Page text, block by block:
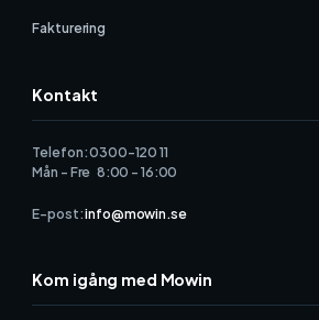
Fakturering
Kontakt
Telefon: 0300-120 11
Mån - Fre 8:00 - 16:00
E-post:info@mowin.se
Kom igång med Mowin